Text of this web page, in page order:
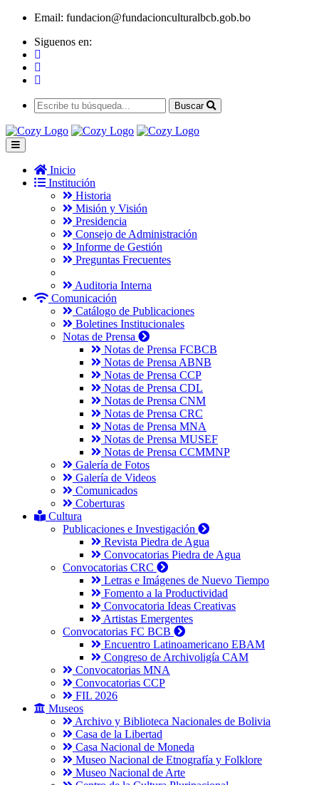
Email: fundacion@fundacionculturalbcb.gob.bo
Siguenos en:
Buscar
Inicio
Institución
Historia
Misión y Visión
Presidencia
Consejo de Administración
Informe de Gestión
Preguntas Frecuentes
Auditoria Interna
Comunicación
Catálogo de Publicaciones
Boletines Institucionales
Notas de Prensa
Notas de Prensa FCBCB
Notas de Prensa ABNB
Notas de Prensa CCP
Notas de Prensa CDL
Notas de Prensa CNM
Notas de Prensa CRC
Notas de Prensa MNA
Notas de Prensa MUSEF
Notas de Prensa CCMMNP
Galería de Fotos
Galería de Videos
Comunicados
Coberturas
Cultura
Publicaciones e Investigación
Revista Piedra de Agua
Convocatorias Piedra de Agua
Convocatorias CRC
Letras e Imágenes de Nuevo Tiempo
Fomento a la Productividad
Convocatoria Ideas Creativas
Artistas Emergentes
Convocatorias FC BCB
Encuentro Latinoamericano EBAM
Congreso de Archivoligía CAM
Convocatorias MNA
Convocatorias CCP
FIL 2026
Museos
Archivo y Biblioteca Nacionales de Bolivia
Casa de la Libertad
Casa Nacional de Moneda
Museo Nacional de Etnografía y Folklore
Museo Nacional de Arte